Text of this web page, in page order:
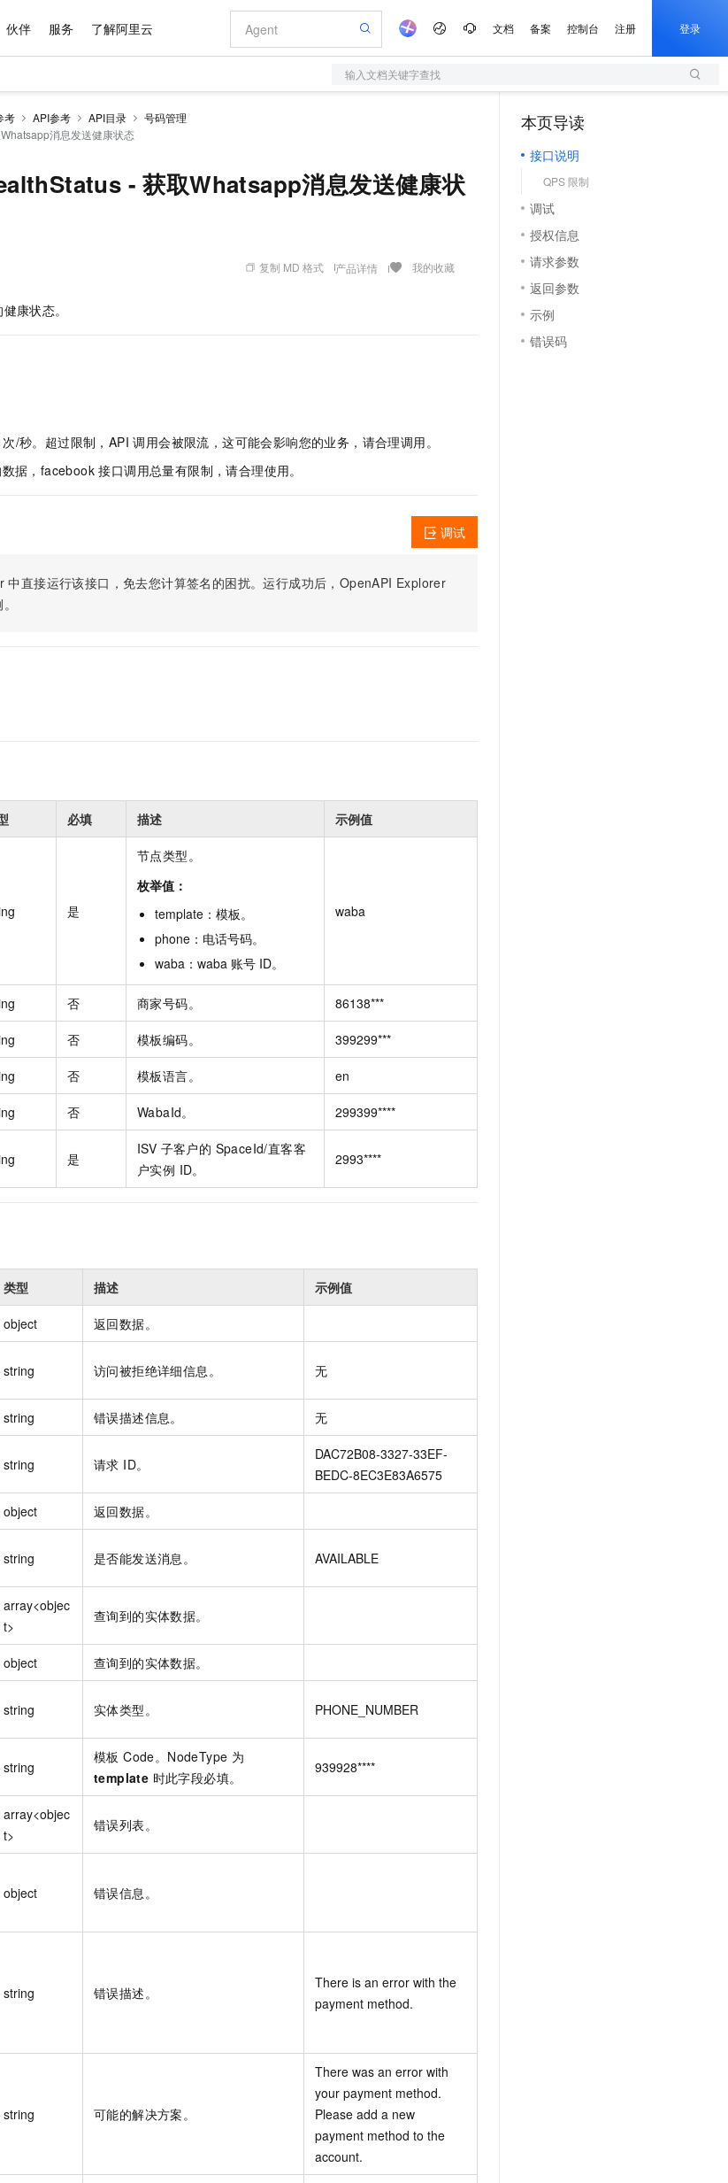
伙伴 服务 了解阿里云 文档 备案 控制台 注册 登录
输入文档关键字查找
考 API参考 API目录
号码管理
消息发送健康状态
- 获取Whatsapp消息发送健康状
复制 MD 格式 产品详情 我的收藏
康状态。
/秒。超过限制，API 调用会被限流，这可能会影响您的业务，请合理调用。
据，facebook 接口调用总量有限制，请合理使用。
中直接运行该接口，免去您计算签名的困扰。运行成功后，OpenAPI Explorer
调试
必填 描述 示例值
是
节点类型。
枚举值：
template ： 模板。
phone ： 电话号码。
waba ： waba 账号 ID。
waba
否 商家号码。 86138***
否 模板编码。 399299***
否 模板语言。 en
否 WabaId。 299399****
是
ISV 子客户的 SpaceId/直客客
户实例 ID。
2993****
类型 描述 示例值
object 返回数据。
string 访问被拒绝详细信息。 无
string 错误描述信息。 无
string 请求 ID。
DAC72B08-3327-33EF-
BEDC-8EC3E83A6575
object 返回数据。
string 是否能发送消息。 AVAILABLE
array<objec
t>
查询到的实体数据。
object 查询到的实体数据。
string 实体类型。 PHONE_NUMBER
string
模板 Code。NodeType 为
template 时此字段必填。
939928****
array<objec
t>
错误列表。
object 错误信息。
string 错误描述。
There is an error with the
payment method.
string 可能的解决方案。
There was an error with
your payment method.
Please add a new
payment method to the
account.
本页导读
接口说明
QPS 限制
调试
授权信息
请求参数
返回参数
示例
错误码
HappyHorse-1.1-T2V
语音识别与合成
Qwen3-TTS-Flash
AI 应用构建
灵活可视化地构建企业级 Agent
大模型原生应用
AI 客服
即刻拥有 DeepSeek-R1 满血版 超强辅助，Bolt.diy 一步搞定创意建站
解析服务
域名与网站
对象存储 OSS
Qoder CN
云数据库 RDS
面向真实软件的智能体编程平台
轻量应用服务器
数字证书管理服务（原SSL证书）
实现全站 HTTPS，呈现可信的 Web 访问
短信服务
大数据开发治理平台 DataWorks
即刻拥有 DeepSeek-V4-Pro
Claude Code + GStack 打造工程团队
安装技能 GStack，拥有专属 AI 工程团队
一键部署幻兽帕鲁游戏服务器 HOT
通过阿里云百炼高效搭建AI应用,助力高效开发
Agency Agents：拥有专属领域专家
HappyHorse 打造一站式影视创作平台
漫剧工坊：一站式动画创作平台
快速生产连贯的高质量长漫剧
10 分钟搭建微信、支付宝小程序
高效部署网站，快速应用到小程序
新
AI 特惠
智启 AI 普惠权益
阿里云 OPC 创新助力计划
Qwen3.8-Max 首发尝鲜，限时加量 10 倍，夜间低至2折
千问办公，限时限量积分加倍
你的AI工作搭子，覆盖日常办公高频场景
AI 场景体验
AI 电商营销
图文、视频一站生成，高效打造优质广告素材
智能客服
AI 活动
AI 生产力先锋
先锋实践拓展 AI 生产力的边界
飞天发布时刻
所见，即是所愿
AI 实训营
从基础到进阶，Agent 创客手把手教你
创新加速
价格计算器
自助选配和估算价格
价格优势
配置报价器
阿里云 OPC 创新助力计划
Token 补贴，五大权
益加速 OPC 成功
数据与 API
数据集
ERP
CRM
400电话
基础软件
CentOS
JAVA
定制建站
专业服务
公司注册
上云迁移
代维服务
成为产品伙伴
产品生态集成认证中心
产品伙伴合作计划
云存储合作计划
云网络合作计划
服务伙伴合作计划
Al MaaS 服务伙伴赋能合作
伙伴信用分合作计划
更多支持
合作伙伴培训与认证
查询合作伙伴
登录合作伙伴管理后台
企业增值服务
企业支持计划
创新中心
阿里云认证
训练营
开发者社区
镜像站
我要反馈
我要建议
我要投诉
最佳实践
云上春晚
市场活动
云栖大会
魔搭 ModelScope
科研合作
加入我们
校园招聘